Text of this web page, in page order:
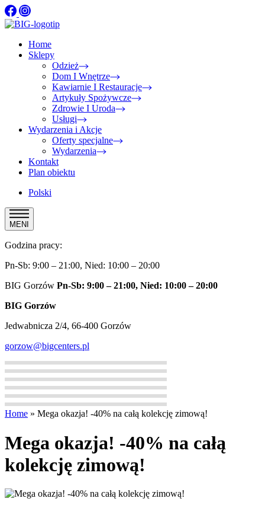
Home
Sklepy
Odzież
Dom I Wnętrze
Kawiarnie I Restauracje
Artykuły Spożywcze
Zdrowie I Uroda
Usługi
Wydarzenia i Akcje
Oferty specjalne
Wydarzenia
Kontakt
Plan obiektu
Polski
MENI
Godzina pracy:
Pn-Sb: 9:00 – 21:00, Nied: 10:00 – 20:00
BIG Gorzów Pn-Sb: 9:00 – 21:00, Nied: 10:00 – 20:00
BIG Gorzów
Jedwabnicza 2/4, 66-400 Gorzów
gorzow@bigcenters.pl
Home » Mega okazja! -40% na całą kolekcję zimową!
Mega okazja! -40% na całą
kolekcję zimową!